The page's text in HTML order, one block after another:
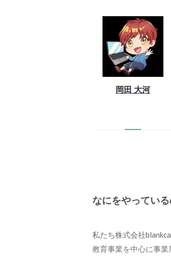
岡田 大河
なにをやってい
私たち株式会社
教育事業を中心に事業